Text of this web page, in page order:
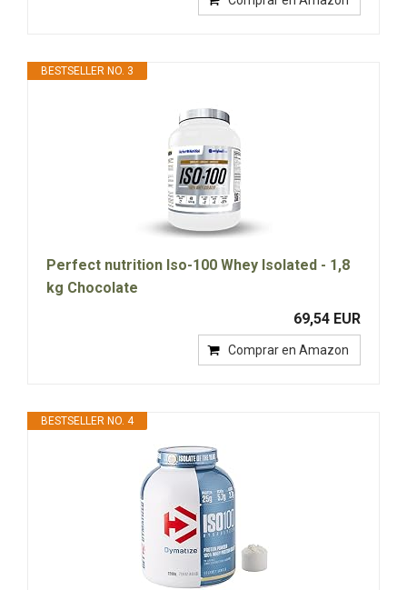
BESTSELLER NO. 3
Perfect nutrition Iso-100 Whey Isolated - 1,8
kg Chocolate
69,54 EUR
Comprar en Amazon
BESTSELLER NO. 4